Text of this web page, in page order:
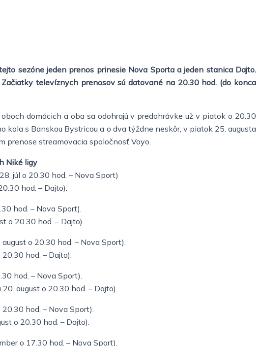
sezóne jeden prenos prinesie Nova Sporta a jeden stanica Dajto.
televíznych prenosov sú datované na 20.30 hod. (do konca
domácich a oba sa odohrajú v predohrávke už v piatok o 20.30
s Banskou Bystricou a o dva týždne neskôr, v piatok 25. augusta
prenose streamovacia spoločnosť Voyo.
Niké ligy
júl o 20.30 hod. – Nova Sport)
hod. – Dajto).
hod. – Nova Sport).
o 20.30 hod. – Dajto).
o 20.30 hod. – Nova Sport).
hod. – Dajto).
hod. – Nova Sport).
august o 20.30 hod. – Dajto).
hod. – Nova Sport).
o 20.30 hod. – Dajto).
o 17.30 hod. – Nova Sport).